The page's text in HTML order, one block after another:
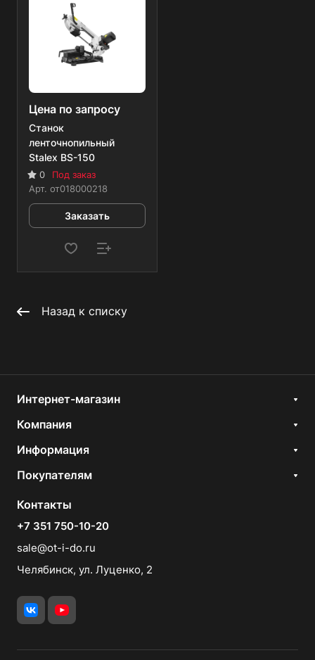
Цена по запросу
Станок
ленточнопильный
Stalex BS-150
0
Под заказ
Арт. от018000218
Заказать
Назад к списку
Интернет-магазин
Компания
Информация
Покупателям
Контакты
+7 351 750-10-20
sale@ot-i-do.ru
Челябинск, ул. Луценко, 2